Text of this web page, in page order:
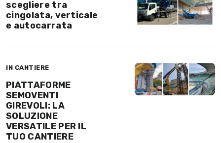
scegliere tra
cingolata, verticale
e autocarrata
IN CANTIERE
PIATTAFORME
SEMOVENTI
GIREVOLI: LA
SOLUZIONE
VERSATILE PER IL
TUO CANTIERE